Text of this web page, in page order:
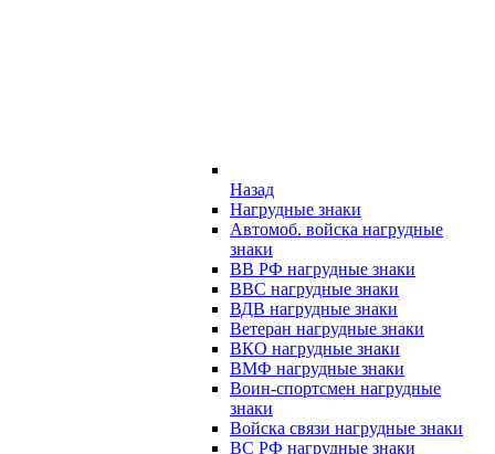
Назад
Нагрудные знаки
Автомоб. войска нагрудные
знаки
ВВ РФ нагрудные знаки
ВВС нагрудные знаки
ВДВ нагрудные знаки
Ветеран нагрудные знаки
ВКО нагрудные знаки
ВМФ нагрудные знаки
Воин-спортсмен нагрудные
знаки
Войска связи нагрудные знаки
ВС РФ нагрудные знаки